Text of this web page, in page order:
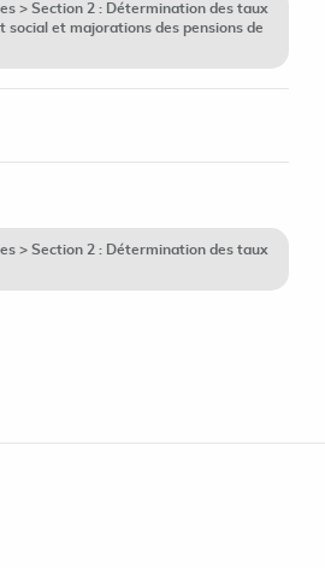
> Section 2 : Détermination des taux
et majorations des pensions de
> Section 2 : Détermination des taux